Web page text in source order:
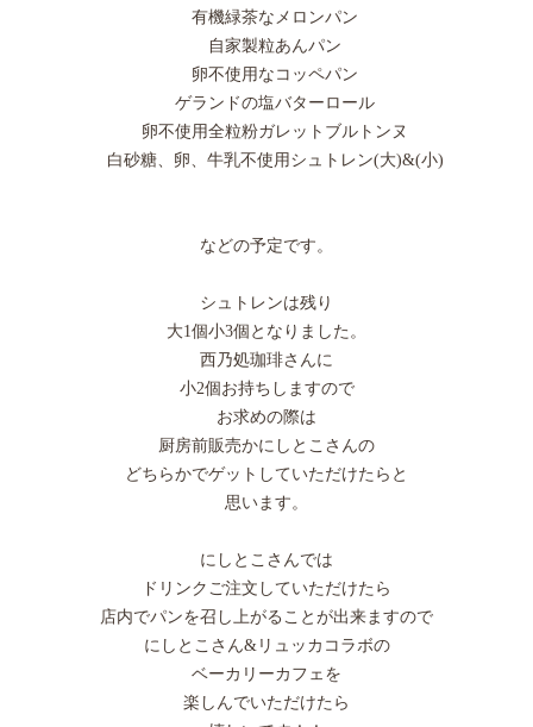
有機緑茶なメロンパン
自家製粒あんパン
卵不使用なコッペパン
ゲランドの塩バターロール
卵不使用全粒粉ガレットブルトンヌ
白砂糖、卵、牛乳不使用シュトレン(大)&(小)
などの予定です。
シュトレンは残り
大1個小3個となりました。
西乃処珈琲さんに
小2個お持ちしますので
お求めの際は
厨房前販売かにしとこさんの
どちらかでゲットしていただけたらと
思います。
にしとこさんでは
ドリンクご注文していただけたら
店内でパンを召し上がることが出来ますので
にしとこさん&リュッカコラボの
ベーカリーカフェを
楽しんでいただけたら